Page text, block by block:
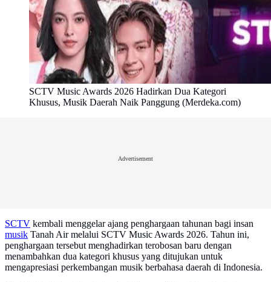
SCTV Music Awards 2026 Hadirkan Dua Kategori
Khusus, Musik Daerah Naik Panggung (Merdeka.com)
Advertisement
SCTV kembali menggelar ajang penghargaan tahunan bagi insan
musik Tanah Air melalui SCTV Music Awards 2026. Tahun ini,
penghargaan tersebut menghadirkan terobosan baru dengan
menambahkan dua kategori khusus yang ditujukan untuk
mengapresiasi perkembangan musik berbahasa daerah di Indonesia.